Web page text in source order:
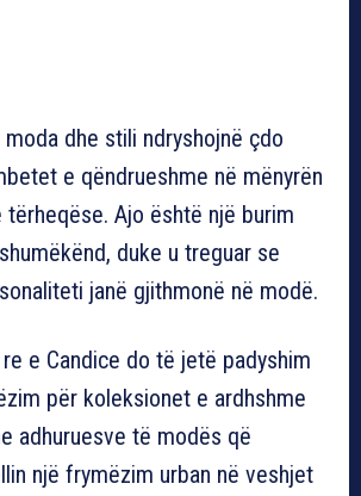
dhe stili ndryshojnë çdo
e qëndrueshme në mënyrën
tërheqëse. Ajo është një burim
duke u treguar se
janë gjithmonë në modë.
e Candice do të jetë padyshim
për koleksionet e ardhshme
adhuruesve të modës që
një frymëzim urban në veshjet